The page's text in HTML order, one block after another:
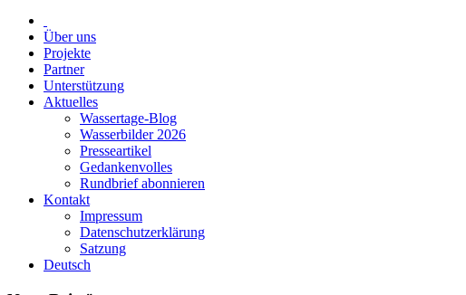
Über uns
Projekte
Partner
Unterstützung
Aktuelles
Wassertage-Blog
Wasserbilder 2026
Presseartikel
Gedankenvolles
Rundbrief abonnieren
Kontakt
Impressum
Datenschutzerklärung
Satzung
Deutsch